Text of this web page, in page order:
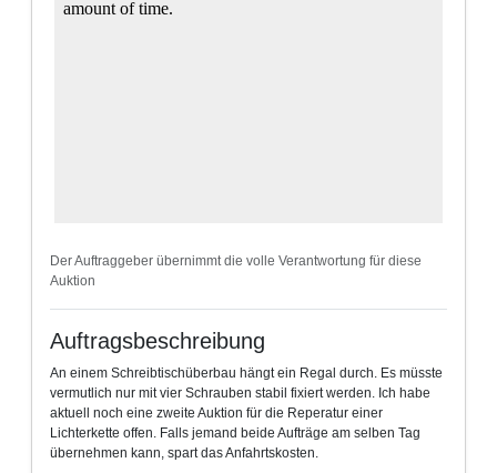
Der Auftraggeber übernimmt die volle Verantwortung für diese
Auktion
Auftragsbeschreibung
An einem Schreibtischüberbau hängt ein Regal durch. Es müsste
vermutlich nur mit vier Schrauben stabil fixiert werden. Ich habe
aktuell noch eine zweite Auktion für die Reperatur einer
Lichterkette offen. Falls jemand beide Aufträge am selben Tag
übernehmen kann, spart das Anfahrtskosten.